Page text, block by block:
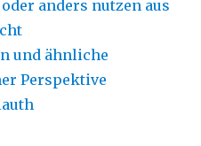
anders nutzen aus
und ähnliche
Perspektive